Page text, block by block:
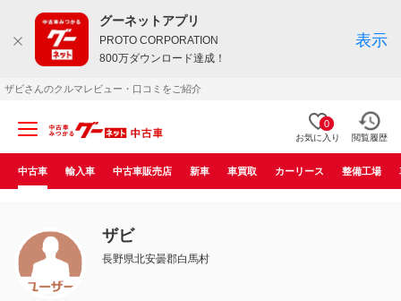
グーネットアプリ
PROTO CORPORATION
800万ダウンロード達成！
表示
ザビさんのクルマレビュー・口コミをご紹介
0
お気に入り 閲覧履歴
中古車 輸入車 中古車販売店 新車 車買取 カーリース 整備工場
ザビ
長野県北安曇郡白馬村